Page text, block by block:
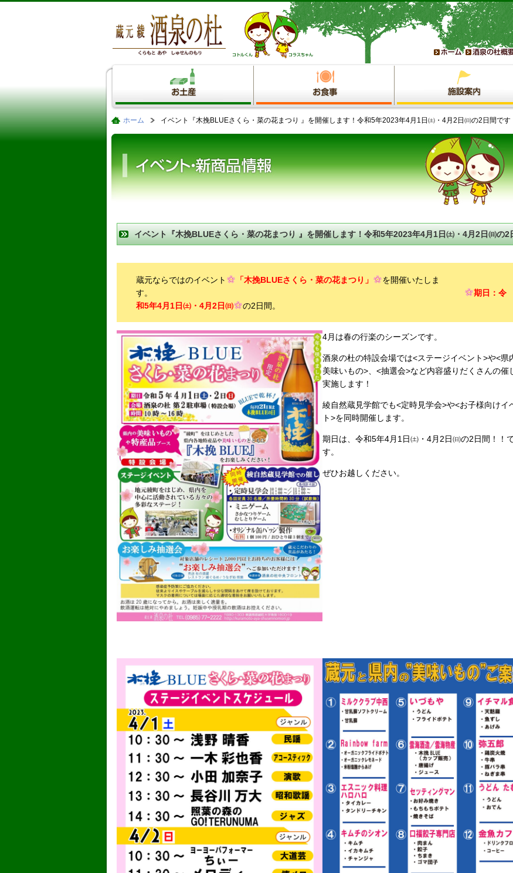
ホーム イベント『木挽BLUEさくら・菜の花まつり 』を開催します！令和5年2023年4月1日㈯・4月2日㈰の2日間で
イベント『木挽BLUEさくら・菜の花まつり 』を開催します！令和5年2023年4月1日㈯・4月2日㈰の2
蔵元ならではのイベント 「木挽BLUEさくら・菜の花まつり」
を開催いたしま
す。
期日：令
和5年4月1日㈯・4月2日㈰
の2日間。
4月は春の行楽のシーズンです。
酒泉の杜の特設会場では<ステージイベント>や<県
美味いもの>、<抽選会>など内容盛りだくさんの催
実施します！
綾自然蔵見学館でも<定時見学会>や<お子様向けイ
ト>を同時開催します。
期日は、令和5年4月1日㈯・4月2日㈰の2日間！！
す。
ぜひお越しください。